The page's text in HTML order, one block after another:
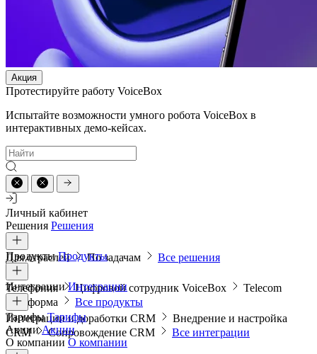
Акция
Протестируйте работу VoiceBox
Испытайте возможности умного робота VoiceBox в
интерактивных демо-кейсах.
Личный кабинет
Решения Решения
Для отраслей По задачам Все решения
ПродуктыПродукты
Телефония Цифровой сотрудник VoiceBox
Telecom
платформа
Все продукты
ИнтеграцииИнтеграции
Интеграции и доработки CRM
Внедрение и настройка
CRM
Сопровождение CRM Все интеграции
ТарифыТарифы
АкцииАкции
О компании О компании